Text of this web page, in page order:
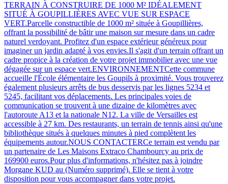
TERRAIN À CONSTRUIRE DE 1000 M² IDÉALEMENT
SITUÉ À GOUPILLIÈRES AVEC VUE SUR ESPACE
VERT.Parcelle constructible de 1000 m² située à Goupillières,
offrant la possibilité de bâtir une maison sur mesure dans un cadre
naturel verdoyant. Profitez d'un espace extérieur généreux pour
imaginer un jardin adapté à vos envies.Il s'agit d'un terrain offrant un
cadre propice à la création de votre projet immobilier avec une vue
dégagée sur un espace vert.ENVIRONNEMENTCette commune
accueille l'École élémentaire les Goupils à proximité. Vous trouverez
également plusieurs arrêts de bus desservis par les lignes 5234 et
5245, facilitant vos déplacements. Les principales voies de
communication se trouvent à une dizaine de kilomètres avec
l'autoroute A13 et la nationale N12. La ville de Versailles est
accessible à 27 km. Des restaurants, un terrain de tennis ainsi qu'une
bibliothèque situés à quelques minutes à pied complètent les
équipements autour.NOUS CONTACTERCe terrain est vendu par
un partenaire de Les Maisons Extraco Chambourcy au prix de
169900 euros.Pour plus d'informations, n'hésitez pas à joindre
Morgane KUD au (Numéro supprimé). Elle se tient à votre
disposition pour vous accompagner dans votre projet.